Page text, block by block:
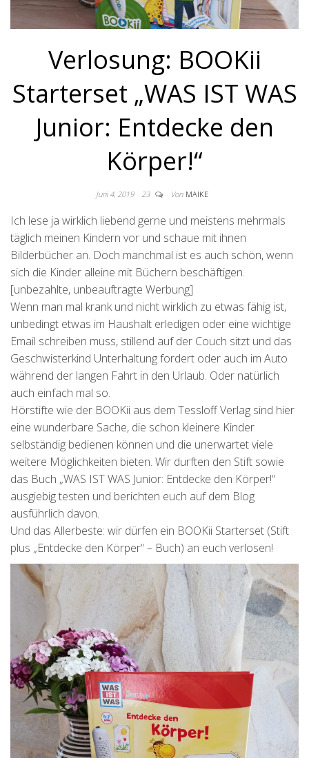
Verlosung: BOOKii
Starterset „WAS IST WAS
Junior: Entdecke den
Körper!“
Juni 4, 2019 23 Von MAIKE
Ich lese ja wirklich liebend gerne und meistens mehrmals
täglich meinen Kindern vor und schaue mit ihnen
Bilderbücher an. Doch manchmal ist es auch schön, wenn
sich die Kinder alleine mit Büchern beschäftigen.
[unbezahlte, unbeauftragte Werbung]
Wenn man mal krank und nicht wirklich zu etwas fähig ist,
unbedingt etwas im Haushalt erledigen oder eine wichtige
Email schreiben muss, stillend auf der Couch sitzt und das
Geschwisterkind Unterhaltung fordert oder auch im Auto
während der langen Fahrt in den Urlaub. Oder natürlich
auch einfach mal so.
Hörstifte wie der BOOKii aus dem Tessloff Verlag sind hier
eine wunderbare Sache, die schon kleinere Kinder
selbständig bedienen können und die unerwartet viele
weitere Möglichkeiten bieten. Wir durften den Stift sowie
das Buch „WAS IST WAS Junior: Entdecke den Körper!“
ausgiebig testen und berichten euch auf dem Blog
ausführlich davon.
Und das Allerbeste: wir dürfen ein BOOKii Starterset (Stift
plus „Entdecke den Körper“ – Buch) an euch verlosen!